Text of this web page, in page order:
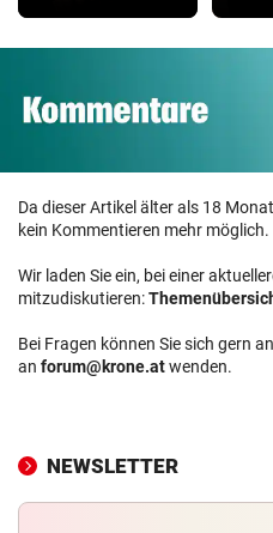
Da dieser Artikel älter als 18
kein Kommentieren mehr möglich.
Wir laden Sie ein, bei einer
mitzudiskutieren:
Bei Fragen können Sie sich gern
an forum@krone.atwenden.
NEWSLETTER